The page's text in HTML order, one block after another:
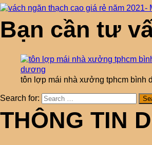
Bạn cần tư
tôn lợp mái nhà xưởng tphcm bình
Search for:
THÔNG TIN